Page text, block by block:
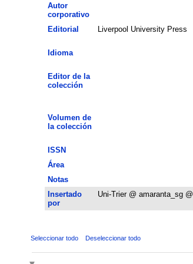
Autor
corporativo
Editorial Liverpool University Press
Idioma
Editor de la
colección
Volumen de
la colección
ISSN
Área
Notas
Insertado
por
Uni-Trier @ amaranta_sg @
Seleccionar todo Deseleccionar todo